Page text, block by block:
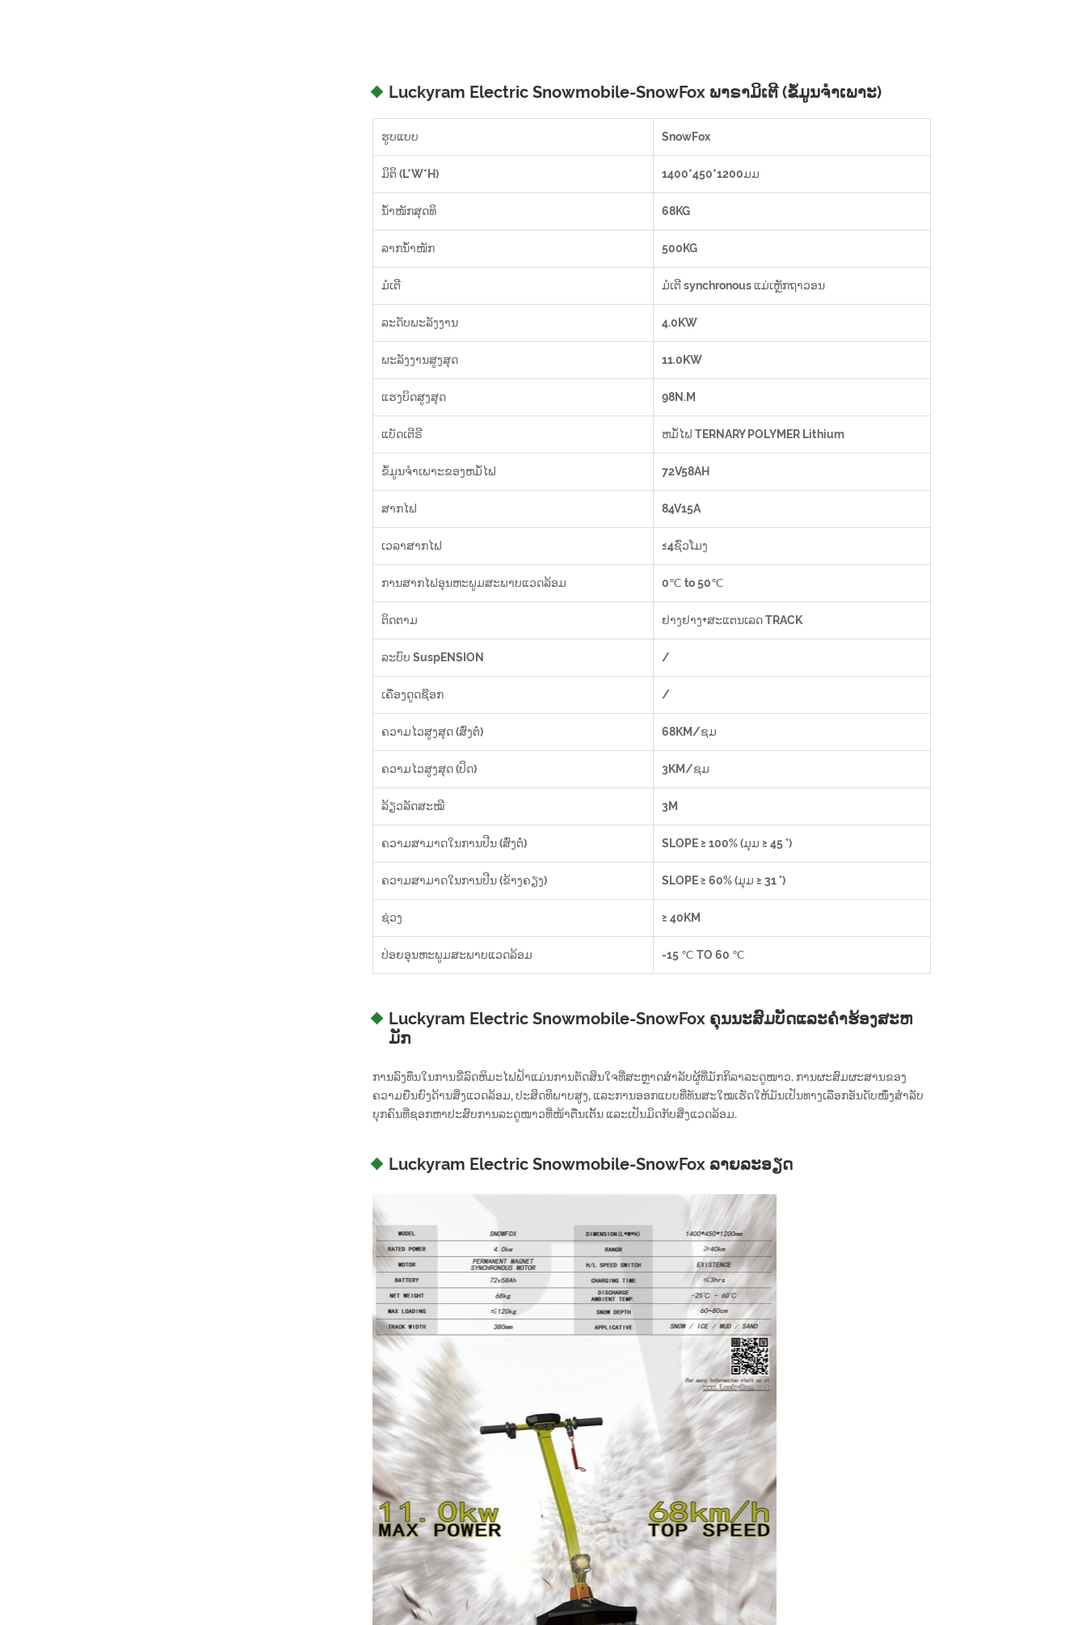
Luckyram Electric Snowmobile-SnowFox ພາຣາມິເຕີ (ຂໍ້ມູນຈໍາເພາະ)
ຮູບແບບ SnowFox
ມິຕິ (L*W*H) 1400*450*1200ມມ
ນ້ຳໜັກສຸດທິ 68KG
ລາກນ້ຳໜັກ 500KG
ມໍເຕີ ມໍເຕີ synchronous ແມ່ເຫຼັກຖາວອນ
ລະດັບພະລັງງານ 4.0KW
ພະລັງງານສູງສຸດ 11.0KW
ແຮງບິດສູງສຸດ 98N.M
ແບັດເຕີຣີ ຫມໍ້ໄຟ TERNARY POLYMER Lithium
ຂໍ້ມູນຈໍາເພາະຂອງຫມໍ້ໄຟ 72V58AH
ສາກໄຟ 84V15A
ເວລາສາກໄຟ ≤4ຊົ່ວໂມງ
ການສາກໄຟອຸນຫະພູມສະພາບແວດລ້ອມ 0℃ to 50℃
ຕິດຕາມ ຢາງຢາງ+ສະແຕນເລດ TRACK
ລະບົບ SuspENSION /
ເຄື່ອງດູດຊ໊ອກ /
ຄວາມໄວສູງສຸດ (ສົ່ງຕໍ່) 68KM/ຊມ
ຄວາມໄວສູງສຸດ (ປິດ) 3KM/ຊມ
ລ້ຽວລັດສະໝີ 3M
ຄວາມສາມາດໃນການປີນ (ສົ່ງຕໍ່) SLOPE ≥ 100% (ມຸມ ≥ 45 °)
ຄວາມສາມາດໃນການປີນ (ຂ້າງຄຽງ) SLOPE ≥ 60% (ມຸມ ≥ 31 °)
ຊ່ວງ ≥ 40KM
ປ່ອຍອຸນຫະພູມສະພາບແວດລ້ອມ -15 ℃ TO 60 ℃
Luckyram Electric Snowmobile-SnowFox ຄຸນນະສົມບັດແລະຄໍາຮ້ອງສະຫ
ມັກ
ການລົງທຶນໃນການຂີ່ລົດຫິມະໄຟຟ້າແມ່ນການຕັດສິນໃຈທີ່ສະຫຼາດສໍາລັບຜູ້ທີ່ມັກກິລາລະດູໜາວ. ການຜະສົມຜະສານຂອງ
ຄວາມຍືນຍົງດ້ານສິ່ງແວດລ້ອມ, ປະສິດທິພາບສູງ, ແລະການອອກແບບທີ່ທັນສະໃໝເຮັດໃຫ້ມັນເປັນທາງເລືອກອັນດັບໜຶ່ງສຳລັບ
ບຸກຄົນທີ່ຊອກຫາປະສົບການລະດູໜາວທີ່ໜ້າຕື່ນເຕັ້ນ ແລະເປັນມິດກັບສິ່ງແວດລ້ອມ.
Luckyram Electric Snowmobile-SnowFox ລາຍລະອຽດ